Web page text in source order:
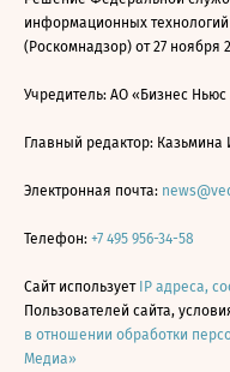
информационных
(Роскомнадзор) от 27 ноября
Учредитель: АО «Бизнес
Главный редактор: Казьмина
Электронная почта:
Телефон: +7 495 956-34-58
Сайт использует IP адреса,
Пользователей сайта,
в отношении обработки
Медиа»